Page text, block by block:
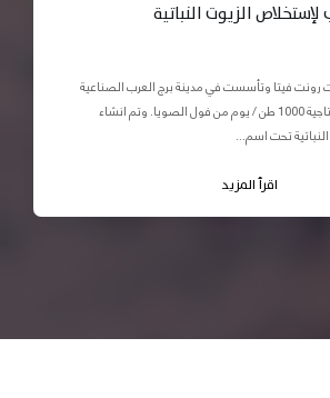
الزيوت النباتية
فيتا وتأسست في مدينة برج العرب الصناعية
بالاسكندرية بطاقة انتاجية 1000 طن / يوم من فول الصويا. وتم انشاء
تحت اسم...
اقرأ المزيد